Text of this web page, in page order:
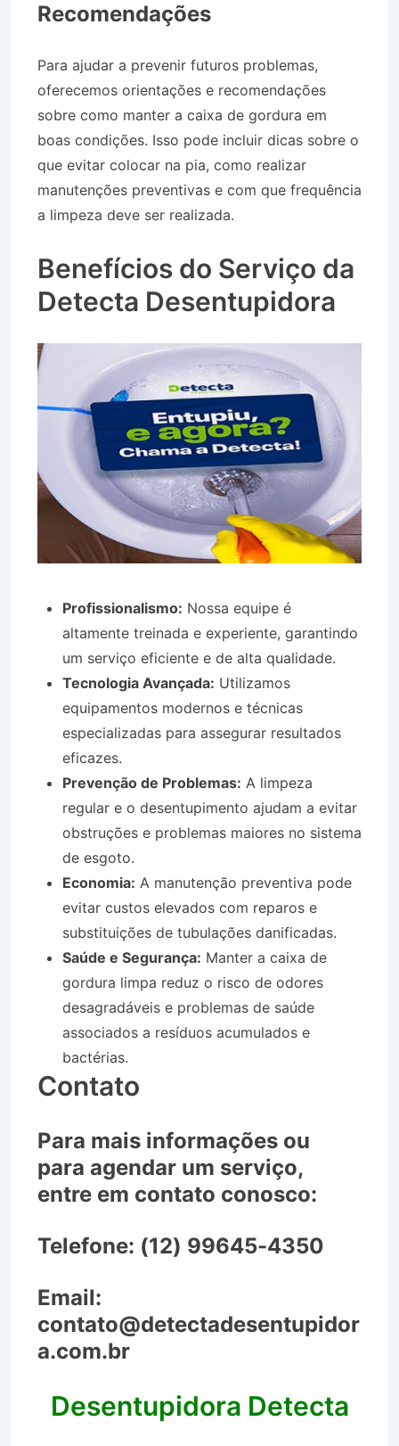
Recomendações
Para ajudar a prevenir futuros problemas,
oferecemos orientações e recomendações
sobre como manter a caixa de gordura em
boas condições. Isso pode incluir dicas sobre o
que evitar colocar na pia, como realizar
manutenções preventivas e com que frequência
a limpeza deve ser realizada.
Benefícios do Serviço da
Detecta Desentupidora
Profissionalismo: Nossa equipe é
altamente treinada e experiente, garantindo
um serviço eficiente e de alta qualidade.
Tecnologia Avançada: Utilizamos
equipamentos modernos e técnicas
especializadas para assegurar resultados
eficazes.
Prevenção de Problemas: A limpeza
regular e o desentupimento ajudam a evitar
obstruções e problemas maiores no sistema
de esgoto.
Economia: A manutenção preventiva pode
evitar custos elevados com reparos e
substituições de tubulações danificadas.
Saúde e Segurança: Manter a caixa de
gordura limpa reduz o risco de odores
desagradáveis e problemas de saúde
associados a resíduos acumulados e
bactérias.
Contato
Para mais informações ou
para agendar um serviço,
entre em contato conosco:
Telefone: (12) 99645-4350
Email:
contato@detectadesentupidor
a.com.br
Desentupidora Detecta